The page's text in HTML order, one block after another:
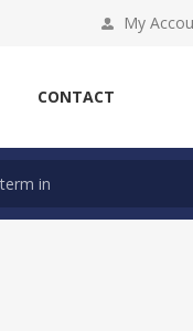
My
CONTACT